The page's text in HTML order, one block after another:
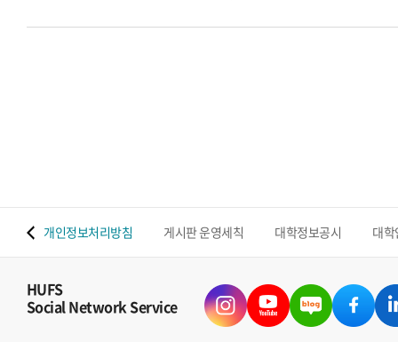
개인정보처리방침 게시판 운영세칙 대학정보공시 대
HUFS
Social Network Service